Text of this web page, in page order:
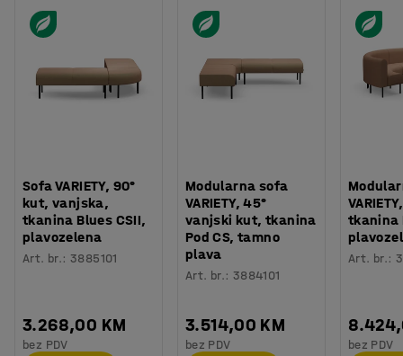
Sofa VARIETY, 90°
kut, vanjska,
tkanina Blues CSII,
plavozelena
Art. br.:3885101
3.268,00 KM
bez PDV
Modularna sofa
VARIETY, 45°
vanjski kut, tkanina
Pod CS, tamno
plava
Art. br.: 3884101
3.514,00 KM
bez PDV
tkanina
Art. br.:
bez PDV